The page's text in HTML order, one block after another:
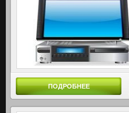
ПОДРОБНЕЕ